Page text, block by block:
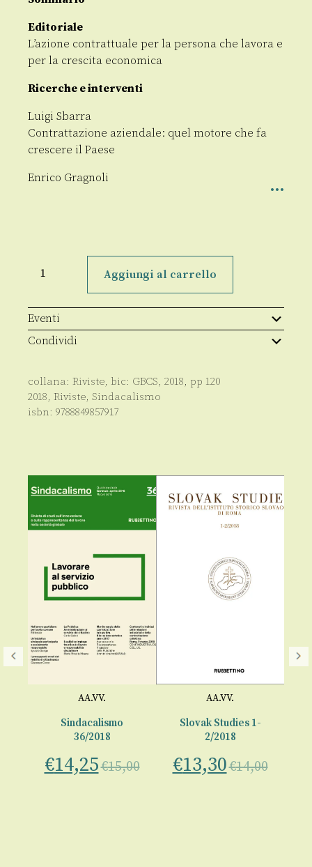
Editoriale
L’azione contrattuale per la persona che lavora e
per la crescita economica
Ricerche e interventi
Luigi Sbarra
Contrattazione aziendale: quel motore che fa
crescere il Paese
Enrico Gragnoli
Sindacalismo
37/2018
Aggiungi al carrello
Eventi
Condividi
collana: Riviste, bic: GBCS, 2018, pp 120
2018, Riviste, Sindacalismo
isbn: 9788849857917
AA.VV.
Sindacalismo
36/2018
€14,25€15,00
AA.VV.
Slovak Studies 1-
2/2018
€13,30€14,00